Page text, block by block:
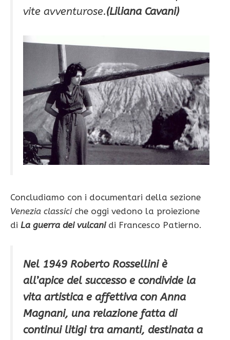
vite avventurose.(Liliana Cavani)
Concludiamo con i documentari della sezione
Venezia classiciche oggi vedono la proiezione
di La guerra dei vulcanidi Francesco Patierno.
Nel 1949 Roberto Rossellini è
all’apice del successo e condivide la
vita artistica e affettiva con Anna
Magnani, una relazione fatta di
continui litigi tra amanti, destinata a